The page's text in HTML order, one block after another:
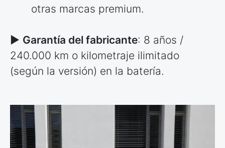
otras marcas premium.
► Garantía del fabricante: 8 años /
240.000 km o kilometraje ilimitado
(según la versión) en la batería.